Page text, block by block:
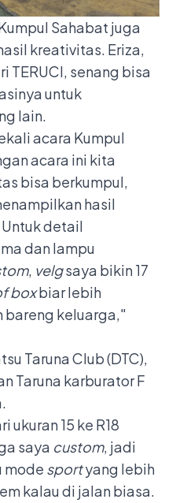
Sahabat juga
kreativitas. Eriza,
TERUCI, senang bisa
untuk
lain.
acara Kumpul
acara ini kita
bisa berkumpul,
hasil
detail
dan lampu
, velgsaya bikin 17
boxbiar lebih
bareng keluarga,"
Taruna Club (DTC),
Taruna karburator F
15 ke R18
saya custom, jadi
mode sportyang lebih
kalau di jalan biasa.